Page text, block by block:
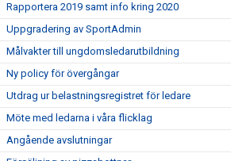
Rapportera 2019 samt info kring 2020
Uppgradering av SportAdmin
Målvakter till ungdomsledarutbildning
Ny policy för övergångar
Utdrag ur belastningsregistret för ledare
Möte med ledarna i våra flicklag
Angående avslutningar